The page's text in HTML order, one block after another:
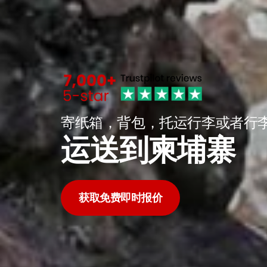
寄纸箱，背包，托运行李或者行
运送到柬埔寨
获取免费即时报价